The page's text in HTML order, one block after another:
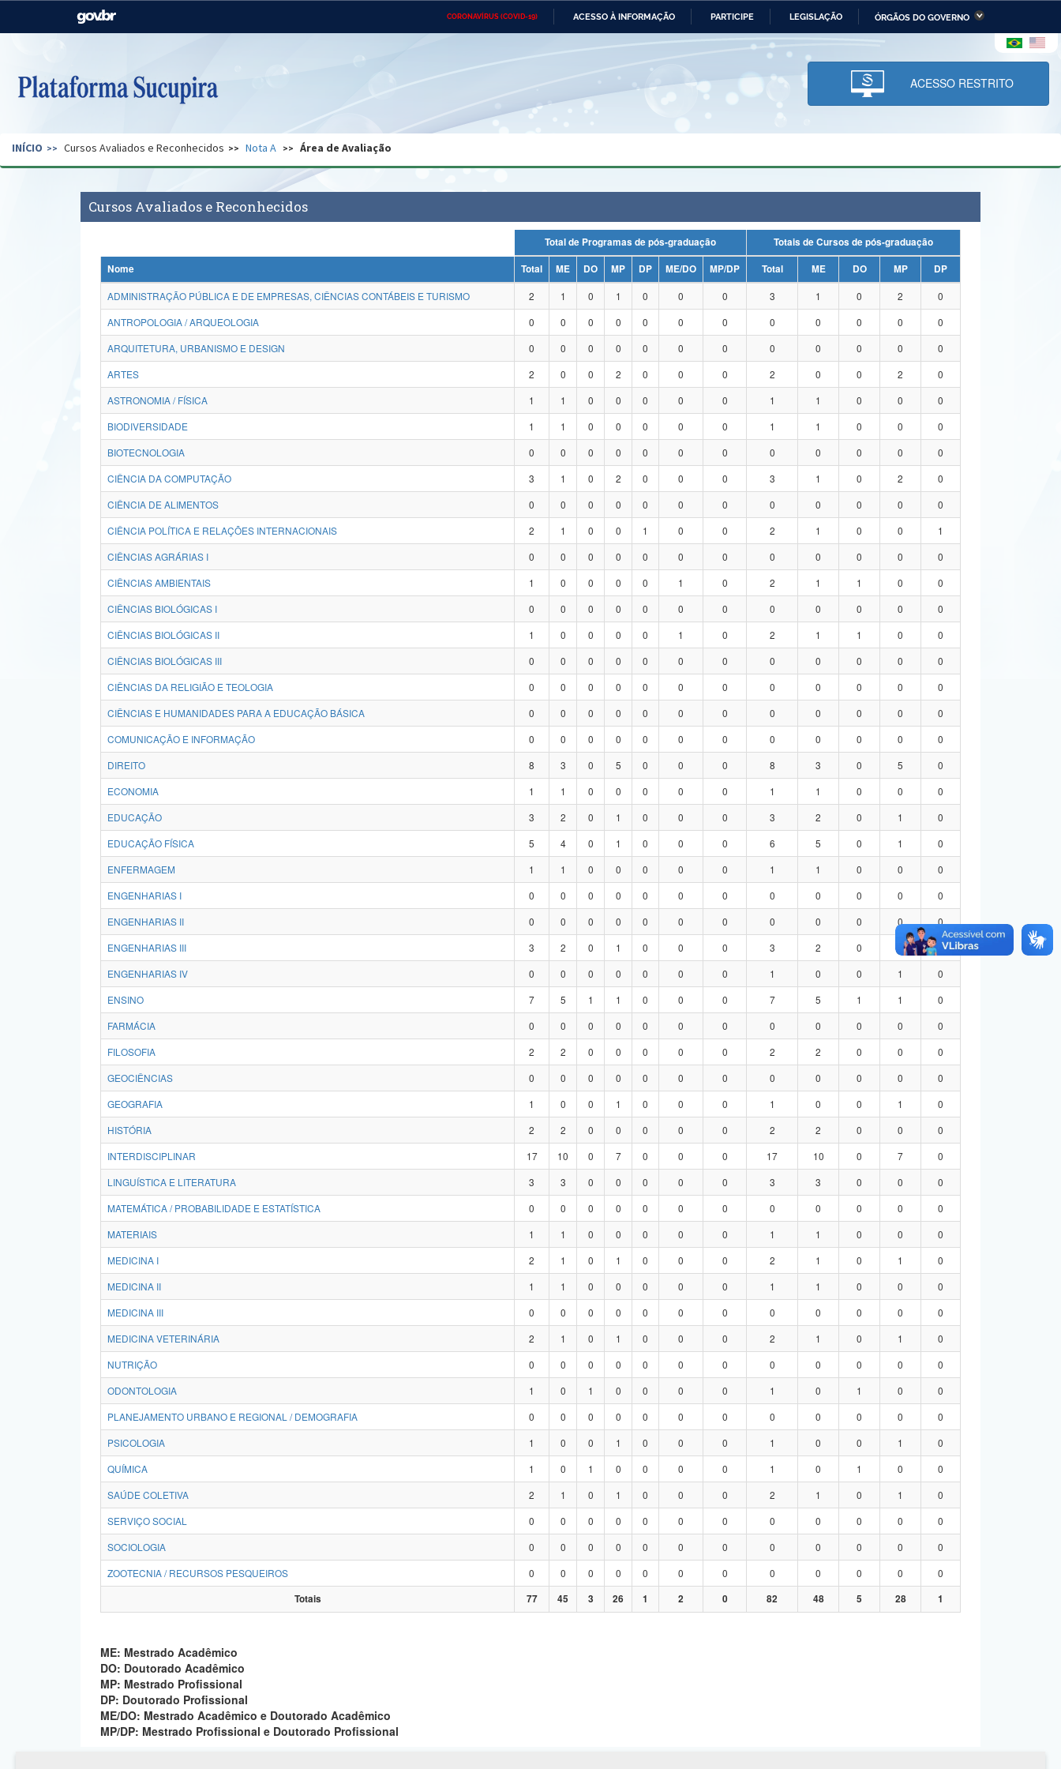
CORONAVÍRUS (COVID-19) ACESSO À INFORMAÇÃO PARTICIPE LEGISLAÇÃO ÓRGÃOS DO GOVERNO
Casa Civil Ministério das Relações Ministério da Economia Ministério da Infraestrutura
Pecuária e Abastecimento
Ministério da Ciência,
Tecnologia, Inovações e
Comunicações
Ministério do Desenvolvimento
Regional e dos Direitos Humanos
Secretaria de Governo Gabinete de Segurança Advocacia-Geral da União Banco Central do Brasil Planalto
ACESSO RESTRITO
INÍCIO Cursos Avaliados e Reconhecidos Nota A Área de Avaliação
Cursos Avaliados e Reconhecidos
Total de Programas de pós-graduação
Totais de Cursos de pós-graduação
Nome
Total ME DO MP DP ME/DO MP/DP Total ME DO MP
DP
ADMINISTRAÇÃO PÚBLICA E DE EMPRESAS, CIÊNCIAS CONTÁBEIS E TURISMO
2 1 0 1 0 0 0 3 1 0 2
0
ANTROPOLOGIA / ARQUEOLOGIA
0 0 0 0 0 0 0 0 0 0 0
0
ARQUITETURA, URBANISMO E DESIGN
0 0 0 0 0 0 0 0 0 0 0
0
ARTES
2 0 0 2 0 0 0 2 0 0 2
0
ASTRONOMIA / FÍSICA
1 1 0 0 0 0 0 1 1 0 0
0
BIODIVERSIDADE
1 1 0 0 0 0 0 1 1 0 0
0
BIOTECNOLOGIA
0 0 0 0 0 0 0 0 0 0 0
0
CIÊNCIA DA COMPUTAÇÃO
3 1 0 2 0 0 0 3 1 0 2
0
CIÊNCIA DE ALIMENTOS
0 0 0 0 0 0 0 0 0 0 0
0
CIÊNCIA POLÍTICA E RELAÇÕES INTERNACIONAIS
2 1 0 0 1 0 0 2 1 0 0
1
CIÊNCIAS AGRÁRIAS I
0 0 0 0 0 0 0 0 0 0 0
0
CIÊNCIAS AMBIENTAIS
1 0 0 0 0 1 0 2 1 1 0
0
CIÊNCIAS BIOLÓGICAS I
0 0 0 0 0 0 0 0 0 0 0
0
CIÊNCIAS BIOLÓGICAS II
1 0 0 0 0 1 0 2 1 1 0
0
CIÊNCIAS BIOLÓGICAS III
0 0 0 0 0 0 0 0 0 0 0
0
CIÊNCIAS DA RELIGIÃO E TEOLOGIA
0 0 0 0 0 0 0 0 0 0 0
0
CIÊNCIAS E HUMANIDADES PARA A EDUCAÇÃO BÁSICA
0 0 0 0 0 0 0 0 0 0 0
0
COMUNICAÇÃO E INFORMAÇÃO
0 0 0 0 0 0 0 0 0 0 0
0
DIREITO
8 3 0 5 0 0 0 8 3 0 5
0
ECONOMIA
1 1 0 0 0 0 0 1 1 0 0
0
EDUCAÇÃO
3 2 0 1 0 0 0 3 2 0 1
0
EDUCAÇÃO FÍSICA
5 4 0 1 0 0 0 6 5 0 1
0
ENFERMAGEM
1 1 0 0 0 0 0 1 1 0 0
0
ENGENHARIAS I
0 0 0 0 0 0 0 0 0 0 0
0
ENGENHARIAS II
0 0 0 0 0 0 0 0 0 0 0
0
ENGENHARIAS III
3 2 0 1 0 0 0 3 2 0
0
ENGENHARIAS IV
0 0 0 0 0 0 0 1 0 0 1
0
ENSINO
7 5 1 1 0 0 0 7 5 1 1
0
FARMÁCIA
0 0 0 0 0 0 0 0 0 0 0
0
FILOSOFIA
2 2 0 0 0 0 0 2 2 0 0
0
GEOCIÊNCIAS
0 0 0 0 0 0 0 0 0 0 0
0
GEOGRAFIA
1 0 0 1 0 0 0 1 0 0 1
0
HISTÓRIA
2 2 0 0 0 0 0 2 2 0 0
0
INTERDISCIPLINAR
17 10 0 7 0 0 0 17 10 0 7
0
LINGUÍSTICA E LITERATURA
3 3 0 0 0 0 0 3 3 0 0
0
MATEMÁTICA / PROBABILIDADE E ESTATÍSTICA
0 0 0 0 0 0 0 0 0 0 0
0
MATERIAIS
1 1 0 0 0 0 0 1 1 0 0
0
MEDICINA I
2 1 0 1 0 0 0 2 1 0 1
0
MEDICINA II
1 1 0 0 0 0 0 1 1 0 0
0
MEDICINA III
0 0 0 0 0 0 0 0 0 0 0
0
MEDICINA VETERINÁRIA
2 1 0 1 0 0 0 2 1 0 1
0
NUTRIÇÃO
0 0 0 0 0 0 0 0 0 0 0
0
ODONTOLOGIA
1 0 1 0 0 0 0 1 0 1 0
0
PLANEJAMENTO URBANO E REGIONAL / DEMOGRAFIA
0 0 0 0 0 0 0 0 0 0 0
0
PSICOLOGIA
1 0 0 1 0 0 0 1 0 0 1
0
QUÍMICA
1 0 1 0 0 0 0 1 0 1 0
0
SAÚDE COLETIVA
2 1 0 1 0 0 0 2 1 0 1
0
SERVIÇO SOCIAL
0 0 0 0 0 0 0 0 0 0 0
0
SOCIOLOGIA
0 0 0 0 0 0 0 0 0 0 0
0
ZOOTECNIA / RECURSOS PESQUEIROS
0 0 0 0 0 0 0 0 0 0 0
0
Totais
77 45 3 26 1 2 0 82 48 5 28 1
ME: Mestrado Acadêmico
DO: Doutorado Acadêmico
MP: Mestrado Profissional
DP: Doutorado Profissional
ME/DO: Mestrado Acadêmico e Doutorado Acadêmico
MP/DP: Mestrado Profissional e Doutorado Profissional